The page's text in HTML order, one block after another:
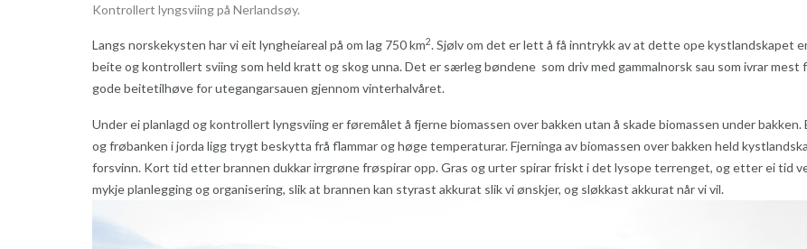
Kontrollert lyngsviing på Nerlandsøy.
Langs norskekysten har vi eit lyngheiareal på om lag 750 km2. Sjølv om det er lett å få inntrykk av at dette ope kystlandskapet
beite og kontrollert sviing som held kratt og skog unna. Det er særleg bøndene som driv med gammalnorsk sau som ivrar mest
gode beitetilhøve for utegangarsauen gjennom vinterhalvåret.
Under ei planlagd og kontrollert lyngsviing er føremålet å fjerne biomassen over bakken utan å skade biomassen under
og frøbanken i jorda ligg trygt beskytta frå flammar og høge temperaturar. Fjerninga av biomassen over bakken held
forsvinn. Kort tid etter brannen dukkar irrgrøne frøspirar opp. Gras og urter spirar friskt i det lysope terrenget, og etter ei tid
mykje planlegging og organisering, slik at brannen kan styrast akkurat slik vi ønskjer, og sløkkast akkurat når vi vil.